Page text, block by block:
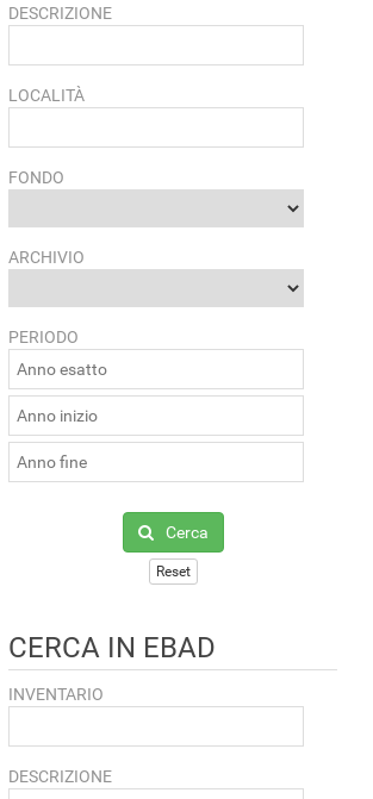
DESCRIZIONE
LOCALITÀ
FONDO
ARCHIVIO
PERIODO
Cerca
Reset
CERCA IN EBAD
INVENTARIO
DESCRIZIONE